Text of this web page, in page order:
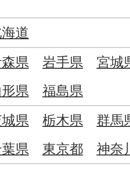
道
県 岩手県
宮城
県
福島県
県 栃木県
群馬
県
東京都 神奈